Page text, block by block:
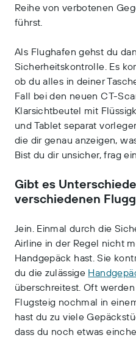
Reihe von verbotenen
führst.
Als Flughafen gehst du
Sicherheitskontrolle. Es
ob du alles in deiner
Fall bei den neuen CT-
Klarsichtbeutel mit
und Tablet separat
die dir genau anzeigen,
Bist du dir unsicher, frag
Gibt es
verschiedenen
Jein. Einmal durch die
Airline in der Regel nicht
Handgepäck hast. Sie
du die zulässige
überschreitest. Oft
Flugsteig nochmal in
hast du zu viele
dass du noch etwas